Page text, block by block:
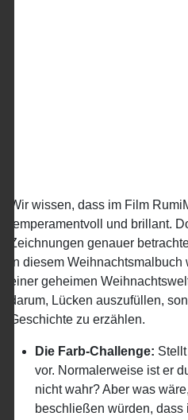
Wir wissen, dass im Film
temperamentvoll und brillant.
Zeichnungen genauer
In diesem
einer geheimen
darum, Lücken auszufüllen,
Geschichte zu erzählen.
Die Farb-Challenge:
vor. Normalerweise ist er
nicht wahr? Aber was
beschließen würden, dass